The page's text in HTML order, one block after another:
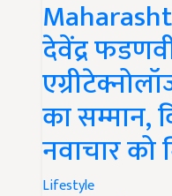
देवेंद्र
का सम्मान,
नवाचार को
Lifestyle